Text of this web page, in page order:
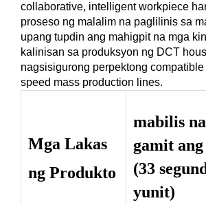
collaborative, intelligent workpiece
proseso ng malalim na paglilinis sa
upang tupdin ang mahigpit na mga
kalinisan sa produksyon ng DCT
nagsisigurong perpektong
speed mass production lines.
Mga Lakas
ng Produkto
mabilis
gamit
(33
yunit)